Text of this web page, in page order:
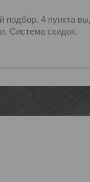
4 пункта
Система скидок.